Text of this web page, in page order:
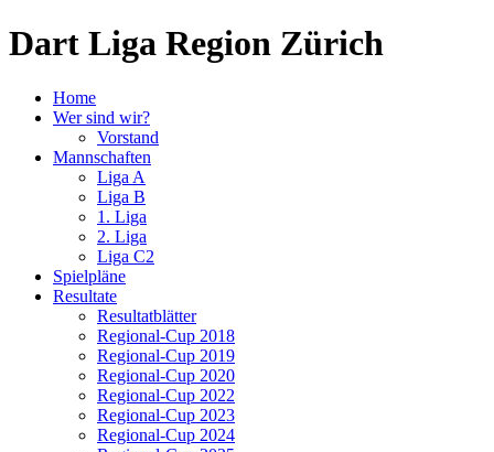
Dart Liga Region Zürich
Home
Wer sind wir?
Vorstand
Mannschaften
Liga A
Liga B
1. Liga
2. Liga
Liga C2
Spielpläne
Resultate
Resultatblätter
Regional-Cup 2018
Regional-Cup 2019
Regional-Cup 2020
Regional-Cup 2022
Regional-Cup 2023
Regional-Cup 2024